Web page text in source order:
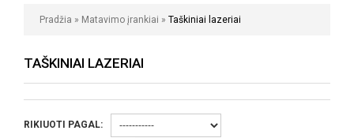
Pradžia » Matavimo įrankiai » Taškiniai lazeriai
TAŠKINIAI LAZERIAI
RIKIUOTI PAGAL: